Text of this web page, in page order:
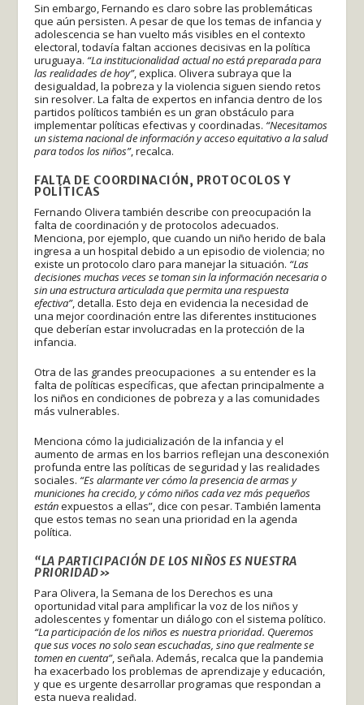
Sin embargo, Fernando es claro sobre las problemáticas
que aún persisten. A pesar de que los temas de infancia y
adolescencia se han vuelto más visibles en el contexto
electoral, todavía faltan acciones decisivas en la política
uruguaya. “La institucionalidad actual no está preparada para
las realidades de hoy”, explica. Olivera subraya que la
desigualdad, la pobreza y la violencia siguen siendo retos
sin resolver. La falta de expertos en infancia dentro de los
partidos políticos también es un gran obstáculo para
implementar políticas efectivas y coordinadas. “Necesitamos
un sistema nacional de información y acceso equitativo a la salud
para todos los niños”, recalca.
FALTA DE COORDINACIÓN, PROTOCOLOS Y
POLÍTICAS
Fernando Olivera también describe con preocupación la
falta de coordinación y de protocolos adecuados.
Menciona, por ejemplo, que cuando un niño herido de bala
ingresa a un hospital debido a un episodio de violencia; no
existe un protocolo claro para manejar la situación. “Las
decisiones muchas veces se toman sin la información necesaria o
sin una estructura articulada que permita una respuesta
efectiva”, detalla. Esto deja en evidencia la necesidad de
una mejor coordinación entre las diferentes instituciones
que deberían estar involucradas en la protección de la
infancia.
Otra de las grandes preocupaciones a su entender es la
falta de políticas específicas, que afectan principalmente a
los niños en condiciones de pobreza y a las comunidades
más vulnerables.
Menciona cómo la judicialización de la infancia y el
aumento de armas en los barrios reflejan una desconexión
profunda entre las políticas de seguridad y las realidades
sociales. “Es alarmante ver cómo la presencia de armas y
municiones ha crecido, y cómo niños cada vez más pequeños
estánexpuestos a ellas”, dice con pesar. También lamenta
que estos temas no sean una prioridad en la agenda
política.
“LA PARTICIPACIÓN DE LOS NIÑOS ES NUESTRA
PRIORIDAD»
Para Olivera, la Semana de los Derechos es una
oportunidad vital para amplificar la voz de los niños y
adolescentes y fomentar un diálogo con el sistema político.
“La participación de los niños es nuestra prioridad. Queremos
que sus voces no solo sean escuchadas, sino que realmente se
tomen en cuenta”, señala. Además, recalca que la pandemia
ha exacerbado los problemas de aprendizaje y educación,
y que es urgente desarrollar programas que respondan a
esta nueva realidad.